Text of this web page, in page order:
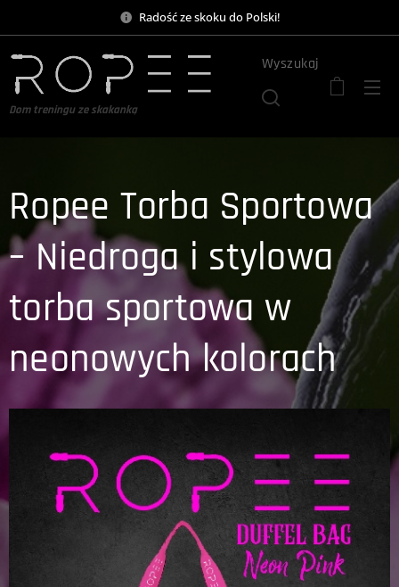
Radość ze skoku do Polski!
Dom treningu ze skakanką
Wyszukaj
Ropee Torba Sportowa
– Niedroga i stylowa
torba sportowa w
neonowych kolorach